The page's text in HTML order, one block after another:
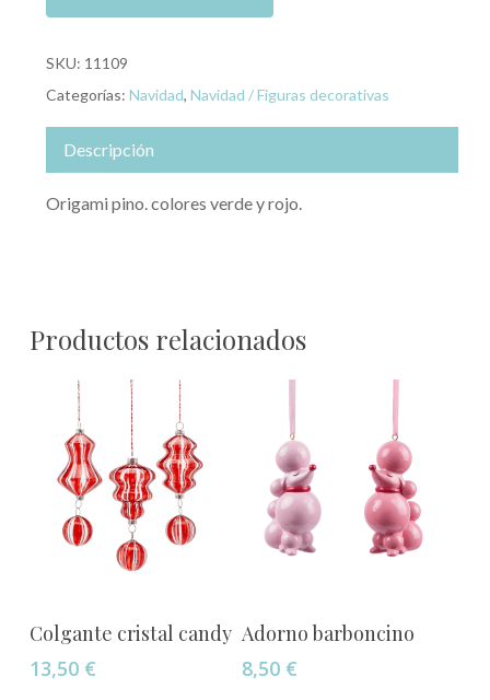
SKU: 11109
Categorías: Navidad, Navidad / Figuras decorativas
Descripción
Origami pino. colores verde y rojo.
Productos relacionados
Añadir Al Carrito
Colgante cristal candy
13,50 €
Añadir Al Carrito
Adorno barboncino
8,50 €